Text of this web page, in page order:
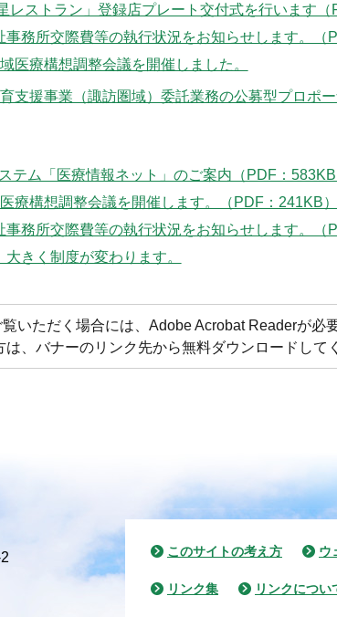
レストラン」登録店プレート交付式を行います（
務所交際費等の執行状況をお知らせします。（
医療構想調整会議を開催しました。
支援事業（諏訪圏域）委託業務の公募型プロポー
テム「医療情報ネット」のご案内（PDF：583KB
療構想調整会議を開催します。（PDF：241KB）
務所交際費等の執行状況をお知らせします。（
きく制度が変わります。
いただく場合には、Adobe Acrobat Readerが必
、バナーのリンク先から無料ダウンロードして
2
このサイトの考え方 ウ
リンク集 リンクについ